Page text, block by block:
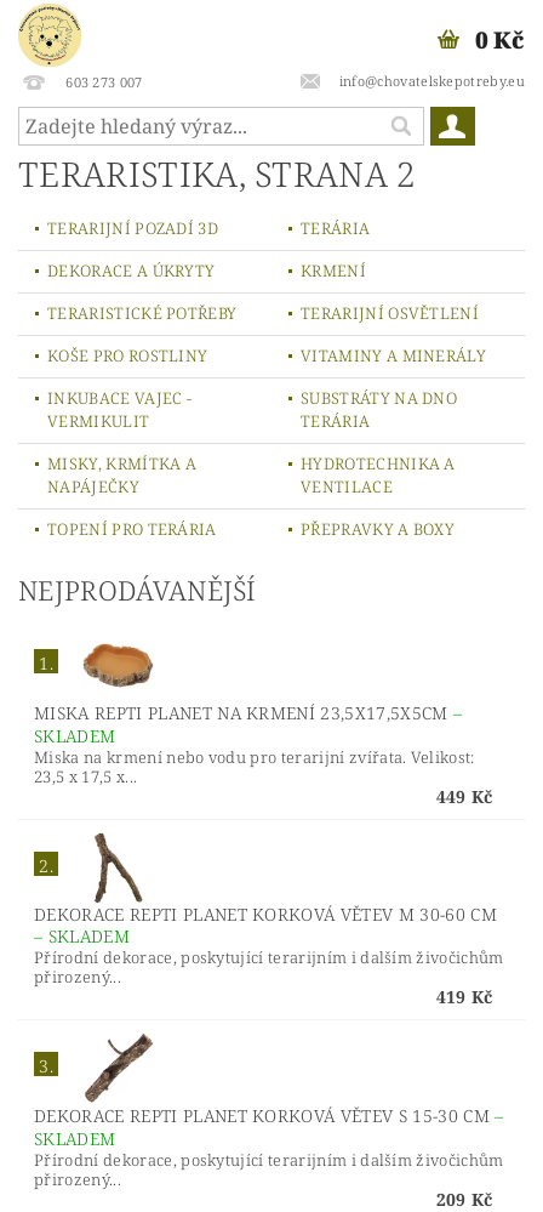
603 273 007 info@chovatelskepotreby.eu
0 Kč
TERARISTIKA, STRANA 2
TERARIJNÍ POZADÍ 3D
TERÁRIA
DEKORACE A ÚKRYTY
KRMENÍ
TERARISTICKÉ POTŘEBY
TERARIJNÍ OSVĚTLENÍ
KOŠE PRO ROSTLINY
VITAMINY A MINERÁLY
INKUBACE VAJEC -
VERMIKULIT
SUBSTRÁTY NA DNO
TERÁRIA
MISKY, KRMÍTKA A
NAPÁJEČKY
HYDROTECHNIKA A
VENTILACE
TOPENÍ PRO TERÁRIA
PŘEPRAVKY A BOXY
NEJPRODÁVANĚJŠÍ
1.
MISKA REPTI PLANET NA KRMENÍ 23,5X17,5X5CM –
SKLADEM
Miska na krmení nebo vodu pro terarijní zvířata. Velikost:
23,5 x 17,5 x...
449 Kč
2.
DEKORACE REPTI PLANET KORKOVÁ VĚTEV M 30-60 CM
– SKLADEM
Přírodní dekorace, poskytující terarijním i dalším živočichům
přirozený...
419 Kč
3.
DEKORACE REPTI PLANET KORKOVÁ VĚTEV S 15-30 CM–
SKLADEM
Přírodní dekorace, poskytující terarijním i dalším živočichům
přirozený...
209 Kč